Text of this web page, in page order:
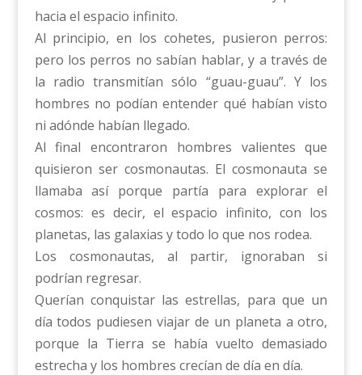
hacia el espacio infinito.
Al principio, en los cohetes, pusieron perros:
pero los perros no sabían hablar, y a través de
la radio transmitían sólo “guau-guau”. Y los
hombres no podían entender qué habían visto
ni adónde habían llegado.
Al final encontraron hombres valientes que
quisieron ser cosmonautas. El cosmonauta se
llamaba así porque partía para explorar el
cosmos: es decir, el espacio infinito, con los
planetas, las galaxias y todo lo que nos rodea.
Los cosmonautas, al partir, ignoraban si
podrían regresar.
Querían conquistar las estrellas, para que un
día todos pudiesen viajar de un planeta a otro,
porque la Tierra se había vuelto demasiado
estrecha y los hombres crecían de día en día.